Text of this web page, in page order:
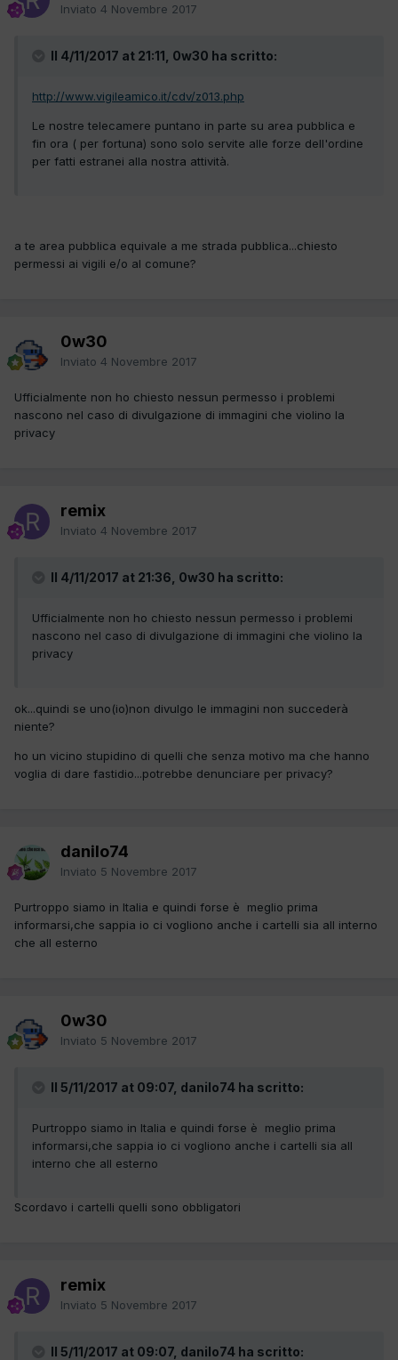
Inviato 4 Novembre 2017
Il 4/11/2017 at 21:11, 0w30 ha scritto:
http://www.vigileamico.it/cdv/z013.php
Le nostre telecamere puntano in parte su area pubblica e
fin ora ( per fortuna) sono solo servite alle forze dell'ordine
per fatti estranei alla nostra attività.
a te area pubblica equivale a me strada pubblica...chiesto
permessi ai vigili e/o al comune?
0w30
Inviato 4 Novembre 2017
Ufficialmente non ho chiesto nessun permesso i problemi
nascono nel caso di divulgazione di immagini che violino la
privacy
remix
Inviato 4 Novembre 2017
Il 4/11/2017 at 21:36, 0w30 ha scritto:
Ufficialmente non ho chiesto nessun permesso i problemi
nascono nel caso di divulgazione di immagini che violino la
privacy
ok...quindi se uno(io)non divulgo le immagini non succederà
niente?
ho un vicino stupidino di quelli che senza motivo ma che hanno
voglia di dare fastidio...potrebbe denunciare per privacy?
danilo74
Inviato 5 Novembre 2017
Purtroppo siamo in Italia e quindi forse è meglio prima
informarsi,che sappia io ci vogliono anche i cartelli sia all interno
che all esterno
0w30
Inviato 5 Novembre 2017
Il 5/11/2017 at 09:07, danilo74 ha scritto:
Purtroppo siamo in Italia e quindi forse è meglio prima
informarsi,che sappia io ci vogliono anche i cartelli sia all
interno che all esterno
Scordavo i cartelli quelli sono obbligatori
remix
Inviato 5 Novembre 2017
Il 5/11/2017 at 09:07, danilo74 ha scritto: